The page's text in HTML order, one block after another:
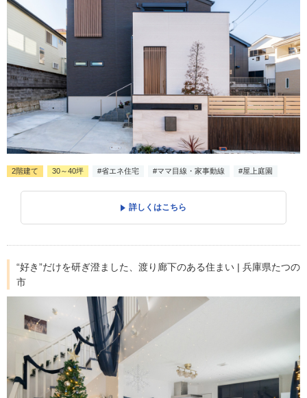
2階建て 30～40坪 #省エネ住宅 #ママ目線・家事動線 #屋上庭園
詳しくはこちら
“好き”だけを研ぎ澄ました、渡り廊下のある住まい | 兵庫県たつの
市